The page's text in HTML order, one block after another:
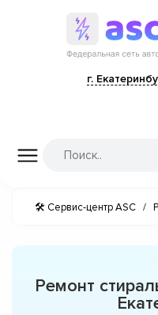
г.
🛠 Сервис-центр ASC /
Ремонт